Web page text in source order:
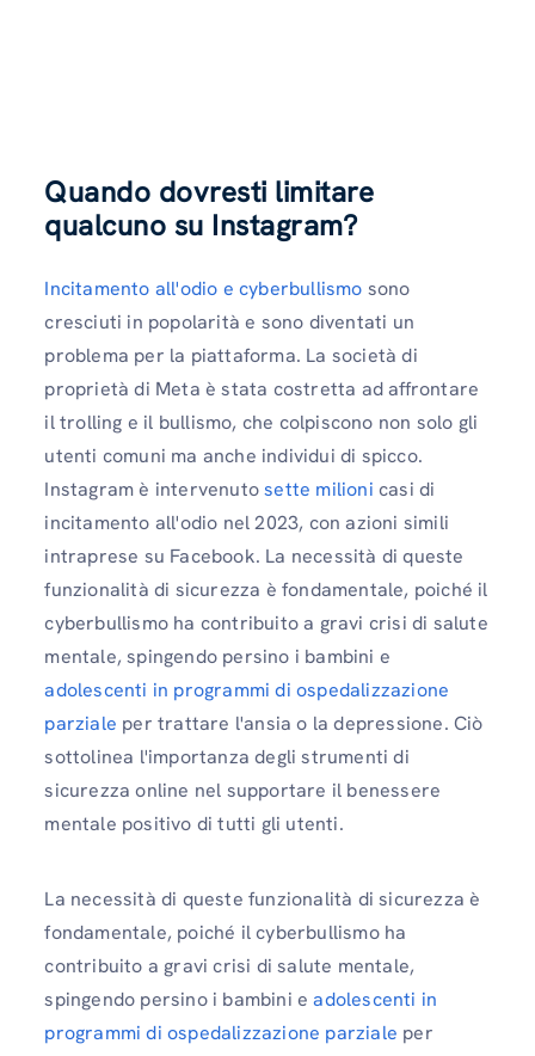
Quando dovresti limitare
qualcuno su Instagram?
Incitamento all'odio e cyberbullismo sono
cresciuti in popolarità e sono diventati un
problema per la piattaforma. La società di
proprietà di Meta è stata costretta ad affrontare
il trolling e il bullismo, che colpiscono non solo gli
utenti comuni ma anche individui di spicco.
Instagram è intervenutosette milioni casi di
incitamento all'odio nel 2023, con azioni simili
intraprese su Facebook. La necessità di queste
funzionalità di sicurezza è fondamentale, poiché il
cyberbullismo ha contribuito a gravi crisi di salute
mentale, spingendo persino i bambini e
adolescenti in programmi di ospedalizzazione
parziale per trattare l'ansia o la depressione. Ciò
sottolinea l'importanza degli strumenti di
sicurezza online nel supportare il benessere
mentale positivo di tutti gli utenti.
La necessità di queste funzionalità di sicurezza è
fondamentale, poiché il cyberbullismo ha
contribuito a gravi crisi di salute mentale,
spingendo persino i bambini eadolescenti in
programmi di ospedalizzazione parziale per